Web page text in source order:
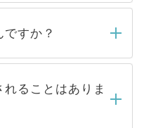
、弊社担当者がご
後メールもしくは
内にはご連絡をせて
らくお待ちくださ
すか？
り扱っている求人の
トからご覧いただ
す。非公開求人は
般には公開してい
ることはありま